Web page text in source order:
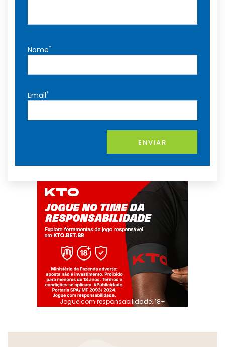
Nome*
Email*
ENVIAR
Jogue com responsabilidade. 18+